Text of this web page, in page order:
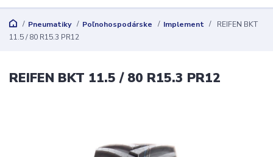
Pneumatiky Poľnohospodárske Implement
REIFEN BKT
11.5 / 80 R15.3 PR12
REIFEN BKT 11.5 / 80 R15.3 PR12